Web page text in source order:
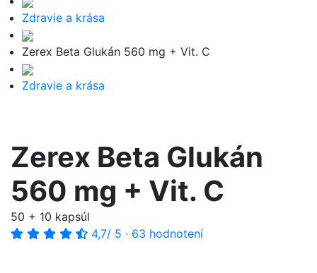
Zdravie a krása
Zerex Beta Glukán 560 mg + Vit. C
Zdravie a krása
Zerex Beta Glukán
560 mg + Vit. C
50 + 10 kapsúl
4,7/ 5 · 63 hodnotení